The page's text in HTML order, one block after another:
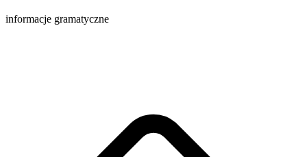
informacje gramatyczne